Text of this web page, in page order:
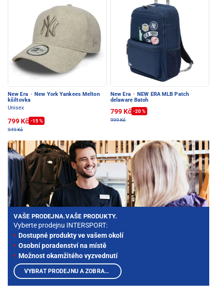
New Era · New York Yankees Melton
kšiltovka
Unisex
799 Kč -15 %
949 Kč
New Era · NEW ERA MLB Patch
delaware Batoh
799 Kč -20 %
999 Kč
VAŠE PRODEJNA.VAŠE PRODUKTY.
Vyberte prodejnu INTERSPORT:
Dostupné produkty ve vašem okolí
Osobní poradenství na místě
Možnost okamžitého vyzvednutí
VYBRAT PRODEJNU A ZOBRAZIT PRODUKTY